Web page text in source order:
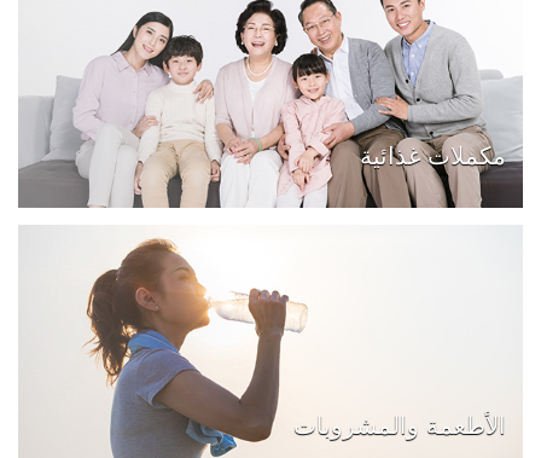
مكملات غذائية
الأطعمة والمشروبات